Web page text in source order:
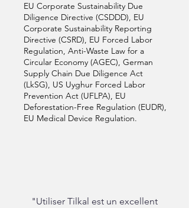
EU Corporate Sustainability Due
Diligence Directive (CSDDD), EU
Corporate Sustainability Reporting
Directive (CSRD), EU Forced Labor
Regulation, Anti-Waste Law for a
Circular Economy (AGEC), German
Supply Chain Due Diligence Act
(LkSG), US Uyghur Forced Labor
Prevention Act (UFLPA), EU
Deforestation-Free Regulation (EUDR),
EU Medical Device Regulation.
"Utiliser Tilkal est un excellent